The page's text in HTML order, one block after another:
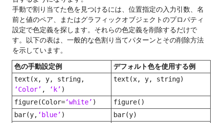
手動で割り当てた色を見つけるには、位置指定の入力引数、名
前と値のペア、またはグラフィックオブジェクトのプロパティ
設定で色定義を探します。それらの色定義を削除するだけで
す。以下の表は、一般的な色割り当てパターンとその削除方法
を示しています。
色の手動設定例
デフォルト色を使用する例
text(x, y, string,
‘Color’ , ‘k’ )
text(x, y, string)
figure(Color=‘white’ )
figure()
bar(y, ‘blue’ )
bar(y)